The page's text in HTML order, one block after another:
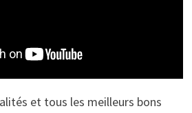
et tous les meilleurs bons